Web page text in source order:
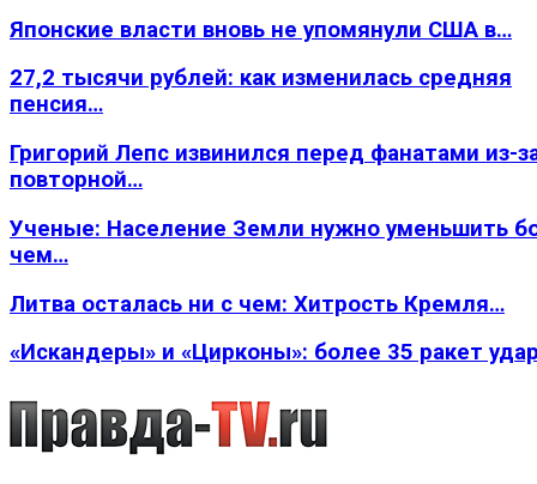
Японские власти вновь не упомянули США в…
27,2 тысячи рублей: как изменилась средняя
пенсия…
Григорий Лепс извинился перед фанатами из-
повторной…
Ученые: Население Земли нужно уменьшить
чем…
Литва осталась ни с чем: Хитрость Кремля…
«Искандеры» и «Цирконы»: более 35 ракет